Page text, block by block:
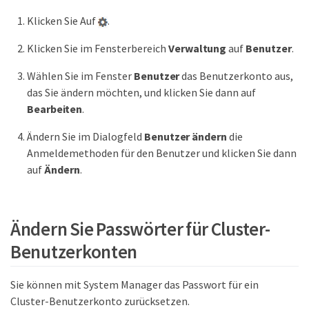
Klicken Sie Auf
.
Klicken Sie im Fensterbereich Verwaltung auf Benutzer.
Wählen Sie im Fenster Benutzerdas Benutzerkonto aus,
das Sie ändern möchten, und klicken Sie dann auf
Bearbeiten.
Ändern Sie im Dialogfeld Benutzer ändern die
Anmeldemethoden für den Benutzer und klicken Sie dann
aufÄndern.
Ändern Sie Passwörter für Cluster-
Benutzerkonten
Sie können mit System Manager das Passwort für ein
Cluster-Benutzerkonto zurücksetzen.